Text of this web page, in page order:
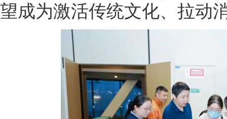
望成为激活传统文化、拉动